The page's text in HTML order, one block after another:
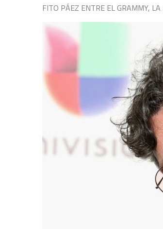
FITO PÁEZ ENTRE EL GRAMMY,